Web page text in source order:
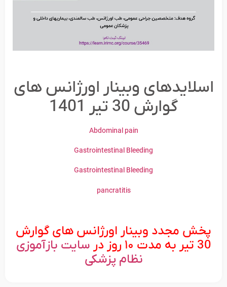
اسلایدهای وبینار اورژانس های
گوارش 30 تیر 1401
Abdominal pain
Gastrointestinal Bleeding
Gastrointestinal Bleeding
pancratitis
پخش مجدد وبینار اورژانس های گوارش
30 تیر به مدت ۱۰ روز در
سایت بازآموزی
نظام پزشکی